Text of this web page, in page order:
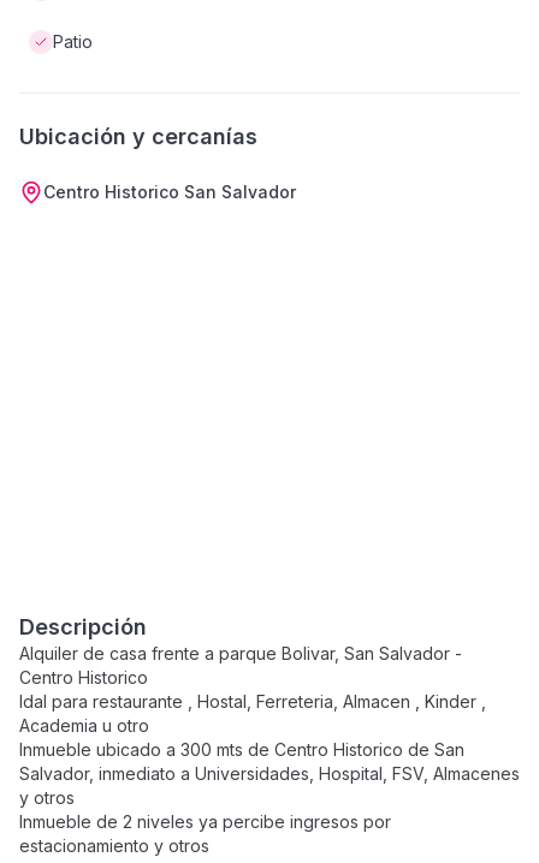
Patio
Ubicación y cercanías
Centro Historico San Salvador
Descripción
Alquiler de casa frente a parque Bolivar, San Salvador -
Centro Historico
Idal para restaurante , Hostal, Ferreteria, Almacen , Kinder ,
Academia u otro
Inmueble ubicado a 300 mts de Centro Historico de San
Salvador, inmediato a Universidades, Hospital, FSV, Almacenes
y otros
Inmueble de 2 niveles ya percibe ingresos por
estacionamiento y otros